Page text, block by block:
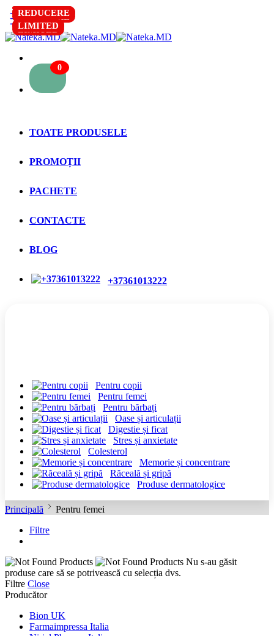
0
TOATE PRODUSELE
PROMOȚII
PACHETE
CONTACTE
BLOG
+37361013222
Pentru copii
Pentru femei
Pentru bărbați
Oase și articulații
Digestie și ficat
Stres și anxietate
Colesterol
Memorie și concentrare
Răceală și gripă
Produse dermatologice
Principală
Pentru femei
Filtre
Nu s-au găsit
produse care să se potrivească cu selecția dvs.
Filtre Close
Producător
Bion UK
Farmaimpressa Italia
REDUCERE
LIMITED
REDUCERE
LIMITED
REDUCERE
LIMITED
REDUCERE
LIMITED